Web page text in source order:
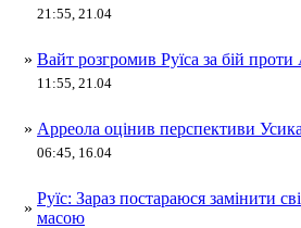
21:55, 21.04
» Вайт розгромив Руїса за бій
11:55, 21.04
» Арреола оцінив перспективи
06:45, 16.04
»
Руїс: Зараз постараюся замінити
масою